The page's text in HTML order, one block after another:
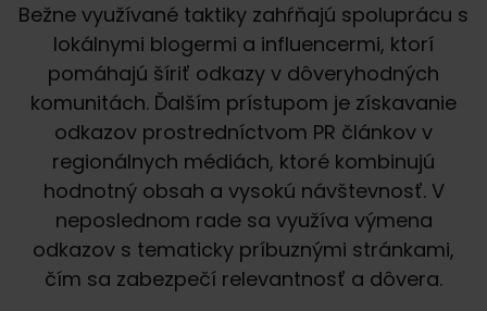
Bežne využívané taktiky zahŕňajú spoluprácu s
lokálnymi blogermi a influencermi, ktorí
pomáhajú šíriť odkazy v dôveryhodných
komunitách. Ďalším prístupom je získavanie
odkazov prostredníctvom PR článkov v
regionálnych médiách, ktoré kombinujú
hodnotný obsah a vysokú návštevnosť. V
neposlednom rade sa využíva výmena
odkazov s tematicky príbuznými stránkami,
čím sa zabezpečí relevantnosť a dôvera.